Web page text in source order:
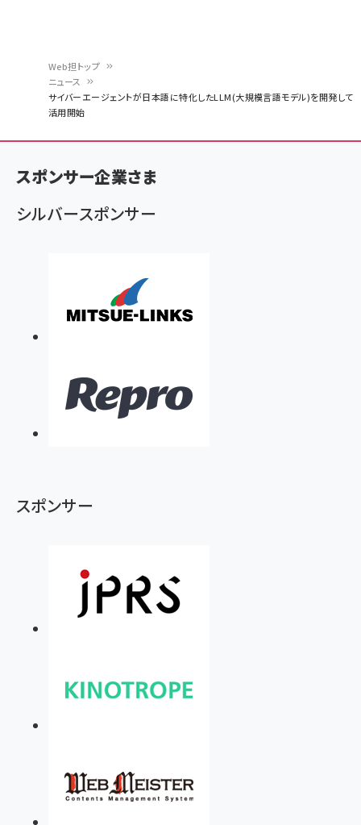
く
ず
Web担トップ
ニュース
サイバーエージェントが日本語に特化したLLM(大規模言語モデル)を開発して
活用開始
スポンサー企業さま
シルバースポンサー
スポンサー